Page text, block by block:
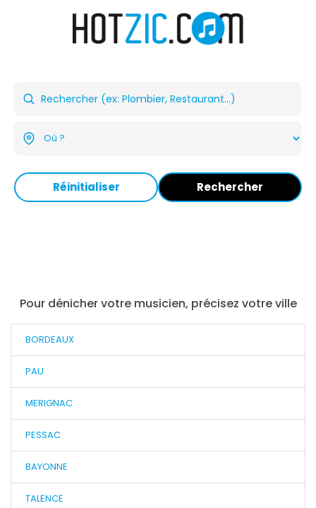
Réinitialiser Rechercher
Pour dénicher votre musicien, précisez votre ville
BORDEAUX
PAU
MERIGNAC
PESSAC
BAYONNE
TALENCE